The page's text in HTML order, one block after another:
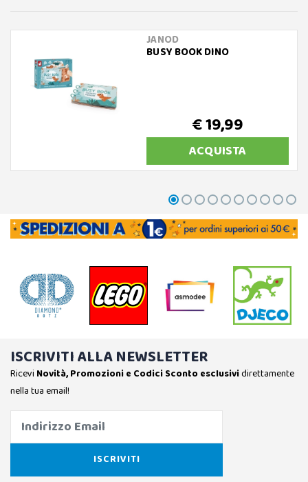
JANOD
BUSY BOOK DINO
€ 19,99
ACQUISTA
ISCRIVITI ALLA NEWSLETTER
Ricevi Novità, Promozioni e Codici Sconto esclusividirettamente
nella tua email!